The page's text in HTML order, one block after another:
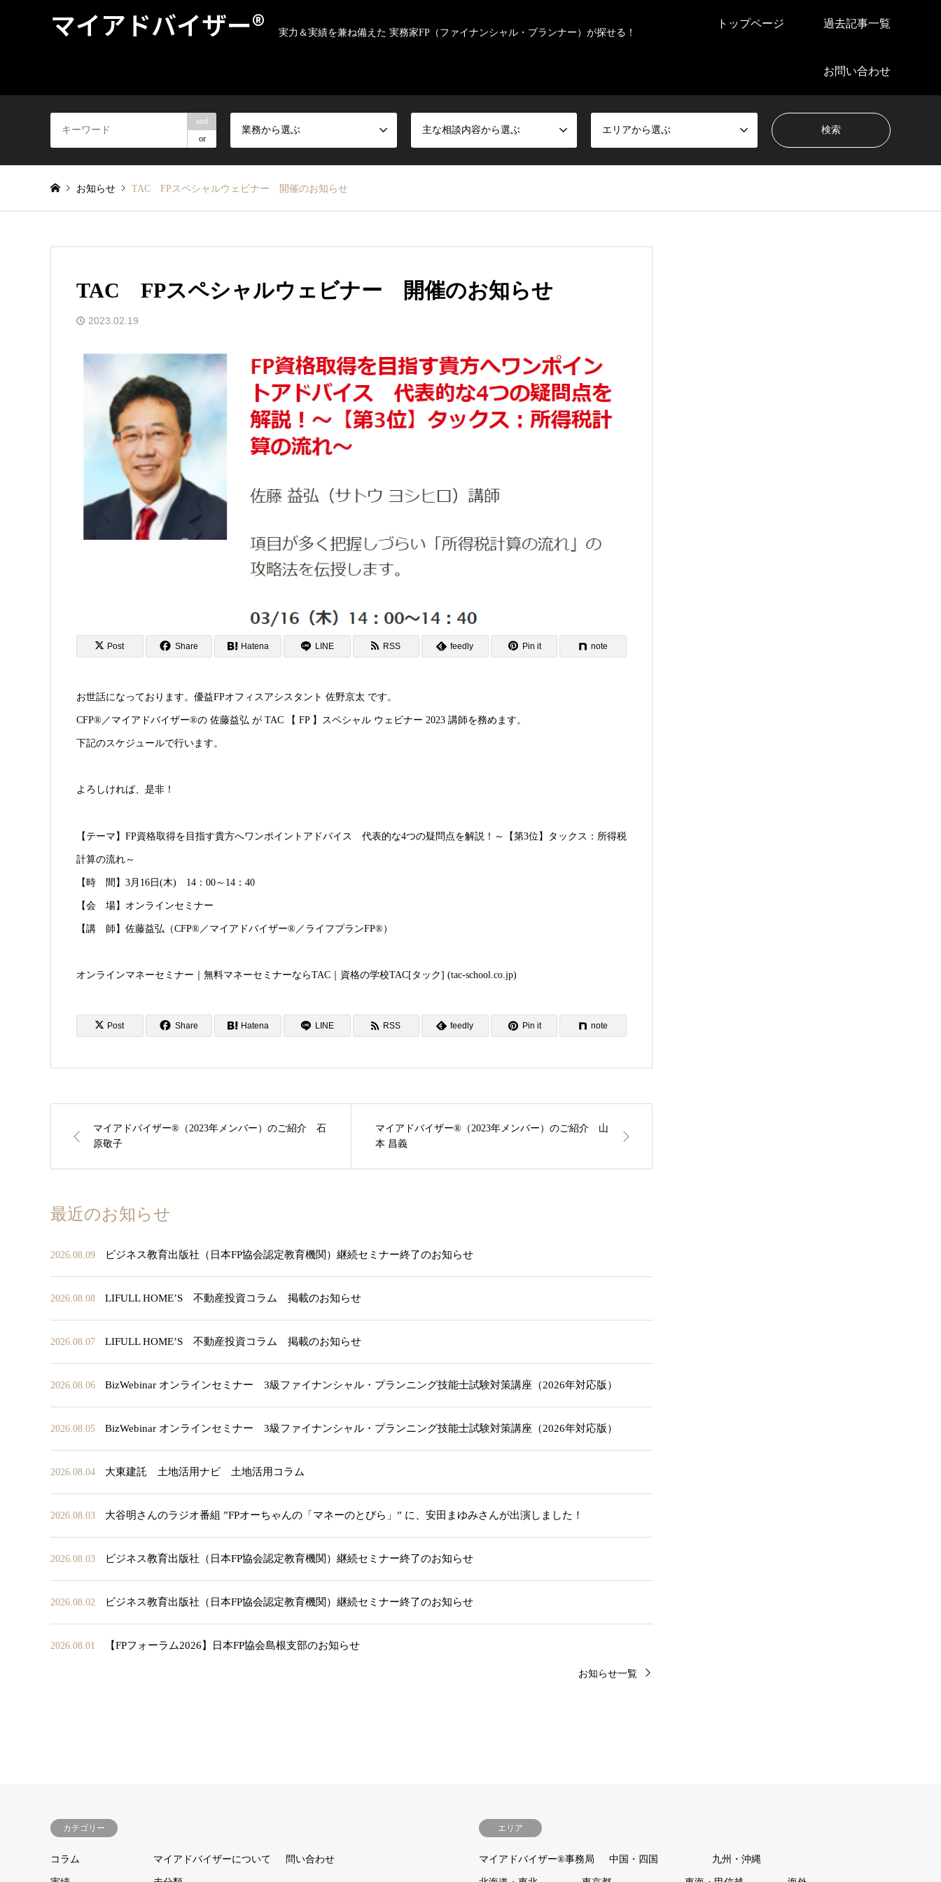
マイアドバイザー® 実力＆実績を兼ね備えた 実務家FP（ファイナンシャル・プランナー）が探せる！
トップページ 過去記事一覧
お問い合わせ
and
or
業務から選ぶ 主な相談内容から選ぶ エリアから選ぶ
お知らせ TAC FPスペシャルウェビナー 開催のお知らせ
TAC FPスペシャルウェビナー 開催のお知らせ
2023.02.19
Post Share Hatena LINE RSS feedly Pin it note
お世話になっております。優益FPオフィスアシスタント 佐野京太 です。
CFP®︎／マイアドバイザー®︎の 佐藤益弘 が TAC 【 FP 】スペシャル ウェビナー 2023 講師を務めます。
下記のスケジュールで行います。
よろしければ、是非！
【テーマ】FP資格取得を目指す貴方へワンポイントアドバイス 代表的な4つの疑問点を解説！～【第3位】タックス：所得税
計算の流れ～
【時 間】3月16日(木) 14：00～14：40
【会 場】オンラインセミナー
【講 師】佐藤益弘（CFP®／マイアドバイザー®／ライフプランFP®）
オンラインマネーセミナー｜無料マネーセミナーならTAC｜資格の学校TAC[タック] (tac-school.co.jp)
Post Share Hatena LINE RSS feedly Pin it note
マイアドバイザー®（2023年メンバー）のご紹介 石
原敬子
マイアドバイザー®（2023年メンバー）のご紹介 山
本 昌義
最近のお知らせ
2026.08.09 ビジネス教育出版社（日本FP協会認定教育機関）継続セミナー終了のお知らせ
2026.08.08 LIFULL HOME’S 不動産投資コラム 掲載のお知らせ
2026.08.07 LIFULL HOME’S 不動産投資コラム 掲載のお知らせ
2026.08.06 BizWebinar オンラインセミナー 3級ファイナンシャル・プランニング技能士試験対策講座（2026年対応版）
2026.08.05 BizWebinar オンラインセミナー 3級ファイナンシャル・プランニング技能士試験対策講座（2026年対応版）
2026.08.04 大東建託 土地活用ナビ 土地活用コラム
2026.08.03 大谷明さんのラジオ番組 ”FPオーちゃんの「マネーのとびら」” に、安田まゆみさんが出演しました！
2026.08.03 ビジネス教育出版社（日本FP協会認定教育機関）継続セミナー終了のお知らせ
2026.08.02 ビジネス教育出版社（日本FP協会認定教育機関）継続セミナー終了のお知らせ
2026.08.01 【FPフォーラム2026】日本FP協会島根支部のお知らせ
お知らせ一覧
カテゴリー
コラム マイアドバイザーについて 問い合わせ
エリア
マイアドバイザー®事務局 中国・四国 九州・沖縄